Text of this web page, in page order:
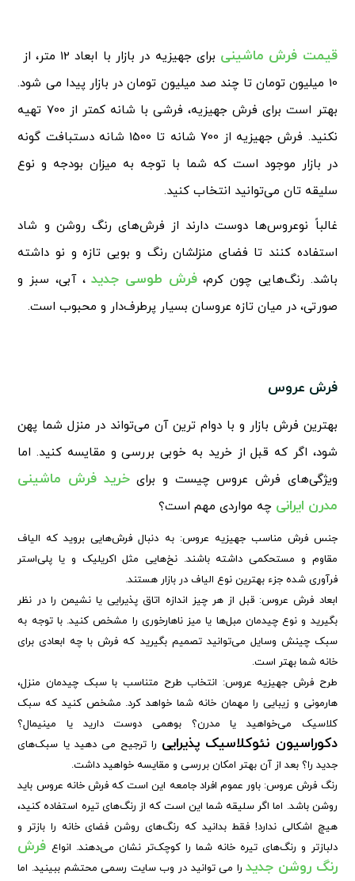
قیمت فرش ماشینی
برای جهیزیه در بازار با ابعاد 12 متر، از
10 میلیون تومان تا چند صد میلیون تومان در بازار پیدا می شود.
بهتر است برای فرش جهیزیه، فرشی با شانه کمتر از 700 تهیه
نکنید. فرش جهیزیه از 700 شانه تا 1500 شانه دستبافت گونه
در بازار موجود است که شما با توجه به میزان بودجه و نوع
سلیقه تان می‌توانید انتخاب کنید.
غالباً نوعروس‌ها دوست دارند از فرش‌های رنگ روشن و شاد
استفاده کنند تا فضای منزلشان رنگ و بویی تازه و نو داشته
باشد. رنگ‌هایی چون کرم،فرش طوسی جدید ، آبی، سبز و
صورتی، در میان تازه عروسان بسیار پرطرف‌دار و محبوب است.
فرش عروس
بهترین فرش بازار و با دوام ترین آن می‌تواند در منزل شما پهن
شود، اگر که قبل از خرید به خوبی بررسی و مقایسه کنید. اما
ویژگی‌های فرش عروس چیست و برایخرید فرش ماشینی
مدرن ایرانی چه مواردی مهم است؟
جنسفرش مناسب جهیزیه عروس: به دنبال فرش‌هایی بروید که الیاف
مقاوم و مستحکمی داشته باشند. نخ‌هایی مثل اکریلیک و یا پلی‌استر
فرآوری شده جزء بهترین نوع الیاف در بازار هستند.
ابعاد فرش عروس: قبل از هر چیز اندازه اتاق پذیرایی یا نشیمن را در نظر
بگیرید و نوع چیدمان مبل‌ها یا میز ناهارخوری را مشخص کنید. با توجه به
سبک چینش وسایل می‌توانید تصمیم بگیرید که فرش با چه ابعادی برای
خانه شما بهتر است.
طرح فرش جهیزیه عروس: انتخاب طرح متناسب با سبک چیدمان منزل،
هارمونی و زیبایی را مهمان خانه شما خواهد کرد. مشخص کنید که سبک
کلاسیک می‌خواهید یا مدرن؟ بوهمی دوست دارید یا مینیمال؟
دکوراسیون نئوکلاسیک پذیرایی را ترجیح می دهید یا سبک‌های
جدید را؟بعد از آن بهتر امکان بررسی و مقایسه خواهید داشت.
رنگ فرش عروس: باور عموم افراد جامعه این است که فرش خانه عروس باید
روشن باشد. اما اگر سلیقه شما این است که از رنگ‌های تیره استفاده کنید،
هیچ اشکالی ندارد! فقط بدانید که رنگ‌های روشن فضای خانه را بازتر و
دلبازتر و رنگ‌های تیره خانه شما را کوچک‌تر نشان می‌دهند. انواع فرش
رنگ روشن جدیدرا می توانید در وب سایت رسمی محتشم ببینید. اما